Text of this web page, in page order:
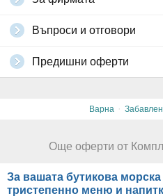
Въпроси и отговори
Предишни оферти
Варна ·
Още оферти от
За вашата бутикова
тристепенно меню и